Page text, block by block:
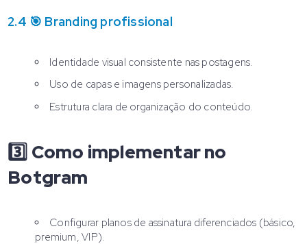
2.4 🎯 Branding profissional
Identidade visual consistente nas postagens.
Uso de capas e imagens personalizadas.
Estrutura clara de organização do conteúdo.
3️⃣ Como implementar no
Botgram
Configurar planos de assinatura diferenciados (básico,
premium, VIP).